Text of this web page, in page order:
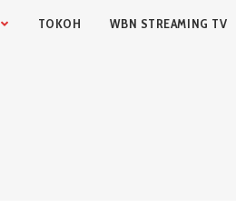
TOKOH WBN STREAMING TV